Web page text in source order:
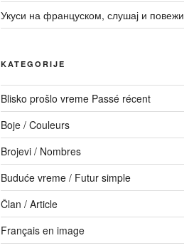
Укуси на француском, слушај и повежи
KATEGORIJE
Blisko prošlo vreme Passé récent
Boje / Couleurs
Brojevi / Nombres
Buduće vreme / Futur simple
Član / Article
Français en image